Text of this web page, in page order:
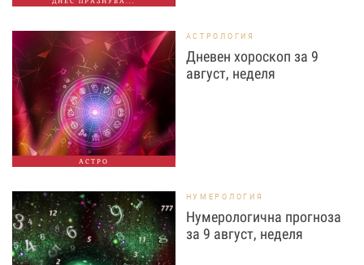
АСТРО
АСТРОЛОГИЯ
Дневен хороскоп за 9
август, неделя
НУМЕРОЛОГИЯ
Нумерологична прогноза
за 9 август, неделя